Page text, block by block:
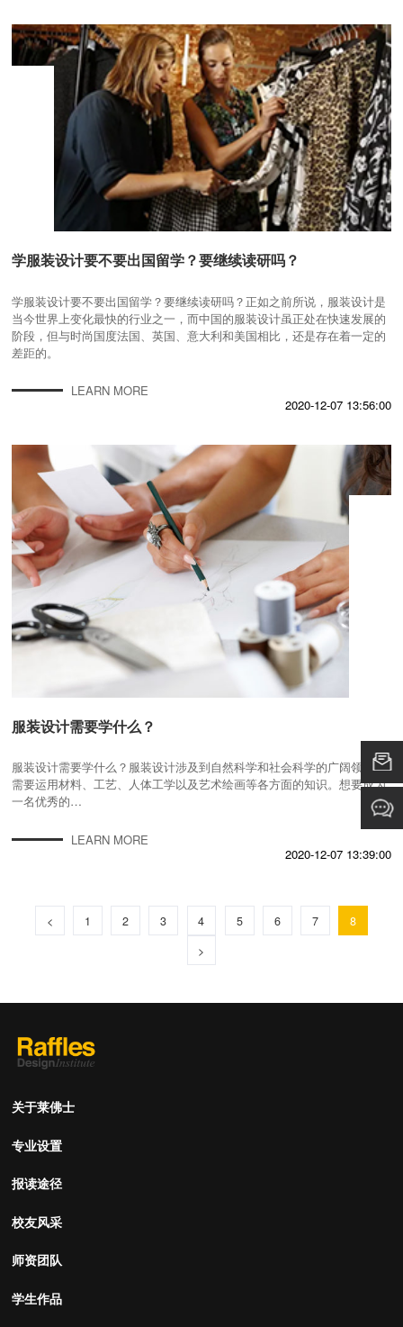
学服装设计要不要出国留学？要继续读研吗？
学服装设计要不要出国留学？要继续读研吗？正如之前所说，服装设计是
当今世界上变化最快的行业之一，而中国的服装设计虽正处在快速发展的
阶段，但与时尚国度法国、英国、意大利和美国相比，还是存在着一定的
差距的。
LEARN MORE
2020-12-07 13:56:00
服装设计需要学什么？
服装设计需要学什么？服装设计涉及到自然科学和社会科学的广阔领域，
需要运用材料、工艺、人体工学以及艺术绘画等各方面的知识。想要成为
一名优秀的…
LEARN MORE
2020-12-07 13:39:00
< 1 2 3 4 5 6 7
8
>
关于莱佛士
专业设置
报读途径
校友风采
师资团队
学生作品